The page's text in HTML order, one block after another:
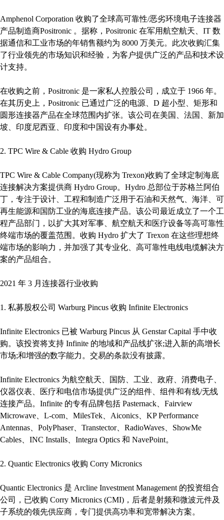
Amphenol Corporation 收购了全球高可靠性/恶劣环境电子连接器
产品制造商Positronic 。据称，Positronic 在军用航空航天、IT 数
据通信和工业市场的年销售额约为 8000 万美元。此次收购汇集
了行业领先的市场知识和经验，为客户提供广泛的产品和技术设
计支持。
在收购之前，Positronic 是一家私人控股公司，成立于 1966 年。
在其历史上，Positronic 已通过广泛的电源、D 超小型、矩形和
圆形连接器产品在全球范围内扩张。该公司在美国、法国、新加
坡、印度尼西亚、印度和中国设有办事处。
2. TPC Wire & Cable 收购 Hydro Group
TPC Wire & Cable Company(现称为 Trexon)收购了全球定制海底
连接解决方案提供商 Hydro Group。Hydro 总部位于苏格兰阿伯
丁，专注于设计、工程和制造广泛用于石油和天然气、海洋、可
再生能源和国防工业的海底连接产品。该公司最近成立了一个工
程产品部门，以扩大其对军事、航空航天和医疗设备等高可靠性
终端市场的覆盖范围。收购 Hydro 扩大了 Trexon 在这些理想终
端市场的影响力，并加强了其专业化、高可靠性电线电缆解决方
案的产品组合。
2021 年 3 月连接器行业收购
1. 私募股权公司 Warburg Pincus 收购 Infinite Electronics
Infinite Electronics 已被 Warburg Pincus 从 Genstar Capital 手中收
购。该投资将支持 Infinite 的地域和产品线扩张;进入新的高增长
市场;和增强的数字能力。交易的条款没有披露。
Infinite Electronics 为航空航天、国防、工业、政府、消费电子、
仪器仪表、医疗和电信市场提供广泛的组件、组件和有线/无线
连接产品。Infinite 的专有品牌包括 Pasternack、Fairview
Microwave、L-com、MilesTek、Aiconics、KP Performance
Antennas、PolyPhaser、Transtector、RadioWaves、ShowMe
Cables、INC Installs、Integra Optics 和 NavePoint。
2. Quantic Electronics 收购 Corry Micronics
Quantic Electronics 是 Arcline Investment Management 的投资组合
公司，已收购 Corry Micronics (CMI)，后者是射频和微波元件及
子系统的领先供应商，专门提供高功率和宽带解决方案。